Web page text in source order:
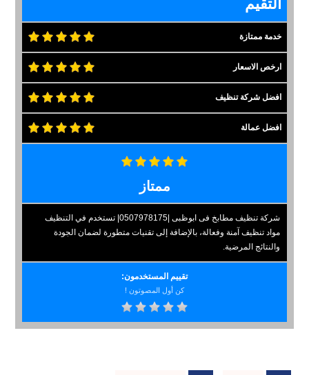
التقيم
خدمة ممتازة
ارخص الاسعار
افضل شركة تنظيف
افضل عمالة
ممتاز
شركة تنظيف مطابخ فى ابوظبى |0507978175| تستخدم في التنظيف
مواد تنظيف آمنة وفعالة، بالإضافة إلى تقنيات متطورة لضمان الجودة
والنتائج المرضية.
تقييم المستخدمون:
كن أول المصوتون !